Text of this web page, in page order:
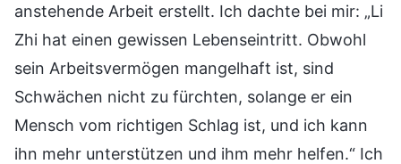
anstehende Arbeit erstellt. Ich dachte bei mir: „Li
Zhi hat einen gewissen Lebenseintritt. Obwohl
sein Arbeitsvermögen mangelhaft ist, sind
Schwächen nicht zu fürchten, solange er ein
Mensch vom richtigen Schlag ist, und ich kann
ihn mehr unterstützen und ihm mehr helfen.“ Ich